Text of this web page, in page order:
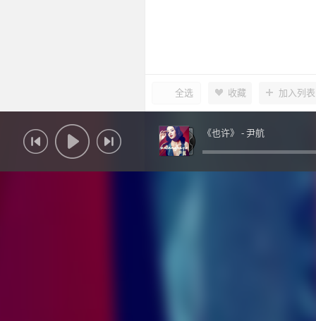
全选 收藏 加入列表
《也许》 - 尹航